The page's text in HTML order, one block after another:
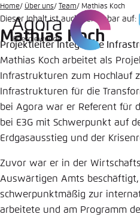
Zum
Hauptinhalt
gehen
Home Über uns Team Mathias Koch
Dieser Inhalt ist auch verfügbar auf:
Mathias Koch
Projektleiter Integrierte
Mathias Koch arbeitet als
Infrastrukturen zum Hochlauf
Infrastrukturen für die
bei Agora war er Referent für
bei E3G mit Schwerpunkt auf
Erdgasausstieg und der
Zuvor war er in der
Auswärtigen Amts
schwerpunktmäßig zur
arbeitete und am Programm
Login
Melden Sie sich an um ..., ...
Benutzername *
Sprache auswählen
Englisch
Deutsch
Agora Think Tanks
Erscheinungsbild der
Diese Webseite passt ihr
auf Ihren Einstellungen an.
welches Farbschema Sie für
verwenden möchten.
Close
Hell
Dunkel